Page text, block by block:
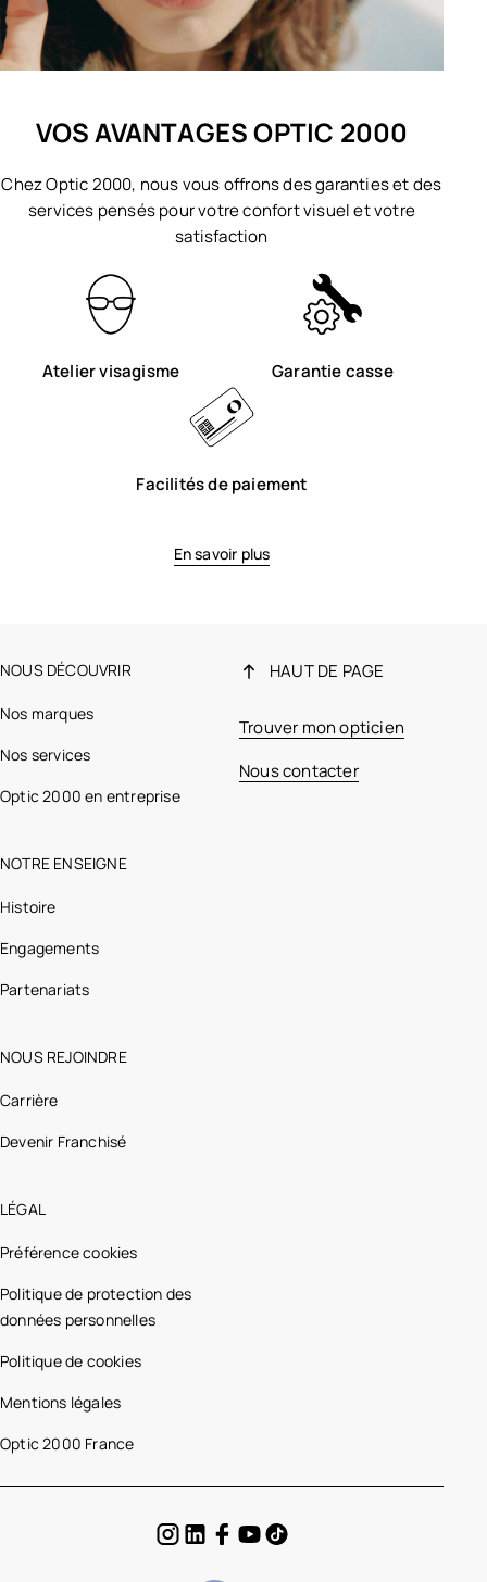
VOS AVANTAGES OPTIC 2000
Chez Optic 2000, nous vous offrons des garanties et des
services pensés pour votre confort visuel et votre
satisfaction
Atelier visagisme Garantie casse
Facilités de paiement
En savoir plus
NOUS DÉCOUVRIR
Nos marques
Nos services
Optic 2000 en entreprise
NOTRE ENSEIGNE
Histoire
Engagements
Partenariats
NOUS REJOINDRE
Carrière
Devenir Franchisé
LÉGAL
Préférence cookies
Politique de protection des
données personnelles
Politique de cookies
Mentions légales
Optic 2000 France
HAUT DE PAGE
Trouver mon opticien
Nous contacter